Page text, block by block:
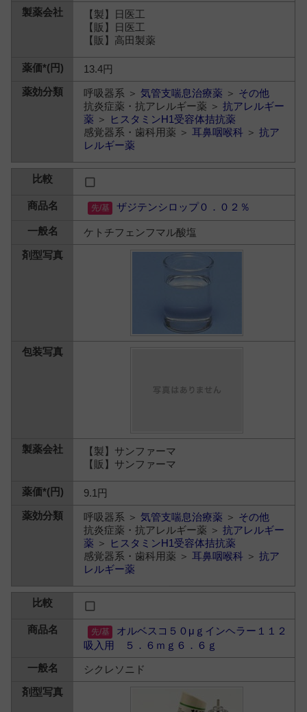
【製】日医工
【販】日医工
【販】高田製薬
13.4円
呼吸器系 ＞気管支喘息治療薬 ＞ その他
抗炎症薬・抗アレルギー薬 ＞抗アレルギー
薬 ＞
ヒスタミンH1受容体拮抗薬
感覚器系・歯科用薬 ＞耳鼻咽喉科 ＞抗ア
レルギー薬
ザジテンシロップ０．０２％
ケトチフェンフマル酸塩
【製】サンファーマ
【販】サンファーマ
9.1円
呼吸器系 ＞気管支喘息治療薬 ＞ その他
抗炎症薬・抗アレルギー薬 ＞抗アレルギー
薬 ＞
ヒスタミンH1受容体拮抗薬
感覚器系・歯科用薬 ＞耳鼻咽喉科 ＞抗ア
レルギー薬
オルベスコ５０μｇインヘラー１１２
吸入用 ５．６ｍｇ６．６ｇ
シクレソニド